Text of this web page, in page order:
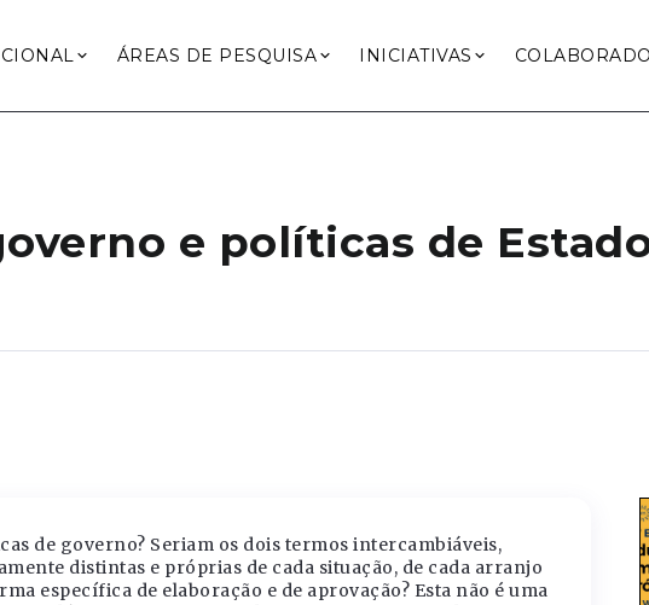
ÁREAS DE PESQUISA INICIATIVAS
e políticas de
de governo? Seriam os dois termos intercambiáveis,
distintas e próprias de cada situação, de cada arranjo
específica de elaboração e de aprovação? Esta não é uma